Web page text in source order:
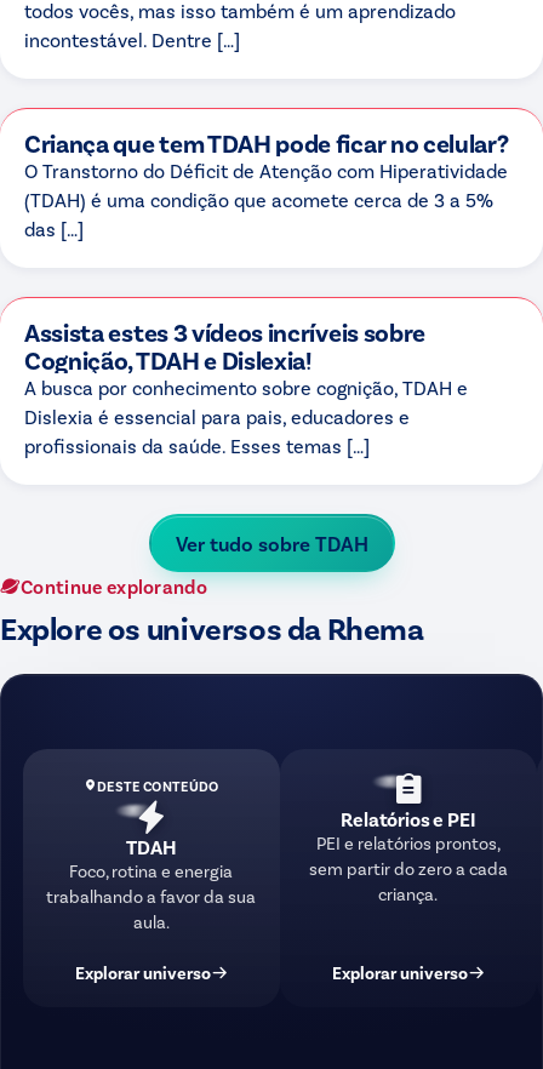
todos vocês, mas isso também é um aprendizado
incontestável. Dentre […]
Criança que tem TDAH pode ficar no celular?
O Transtorno do Déficit de Atenção com Hiperatividade
(TDAH) é uma condição que acomete cerca de 3 a 5%
das […]
Assista estes 3 vídeos incríveis sobre
Cognição, TDAH e Dislexia!
A busca por conhecimento sobre cognição, TDAH e
Dislexia é essencial para pais, educadores e
profissionais da saúde. Esses temas […]
Ver tudo sobre TDAH
Continue explorando
Explore os universos da Rhema
DESTE CONTEÚDO
TDAH
Foco, rotina e energia
trabalhando a favor da sua
aula.
Explorar universo
Relatórios e PEI
PEI e relatórios prontos,
sem partir do zero a cada
criança.
Explorar universo